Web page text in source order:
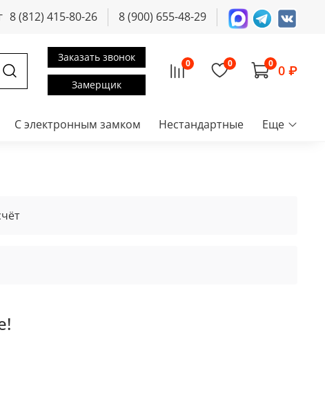
8 (812) 415-80-26 8 (900) 655-48-29
Заказать звонок
Замерщик
0 0 0 0 ₽
С электронным замком Нестандартные Еще